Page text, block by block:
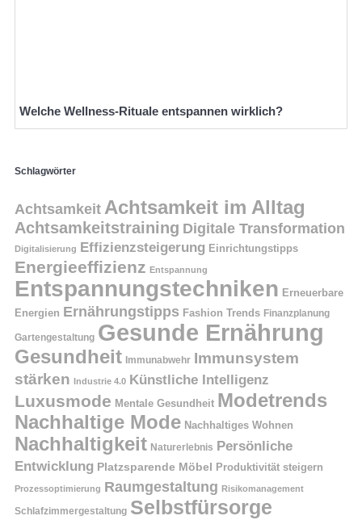
Welche Wellness-Rituale entspannen wirklich?
Schlagwörter
Achtsamkeit Achtsamkeit im Alltag
Achtsamkeitstraining Digitale Transformation
Digitalisierung Effizienzsteigerung Einrichtungstipps
Energieeffizienz Entspannung
Entspannungstechniken Erneuerbare
Energien Ernährungstipps Fashion Trends Finanzplanung
Gartengestaltung Gesunde Ernährung
Gesundheit Immunabwehr Immunsystem
stärken Industrie 4.0 Künstliche Intelligenz
Luxusmode Mentale Gesundheit Modetrends
Nachhaltige Mode Nachhaltiges Wohnen
Nachhaltigkeit Naturerlebnis Persönliche
Entwicklung Platzsparende Möbel Produktivität steigern
Prozessoptimierung Raumgestaltung Risikomanagement
Schlafzimmergestaltung Selbstfürsorge